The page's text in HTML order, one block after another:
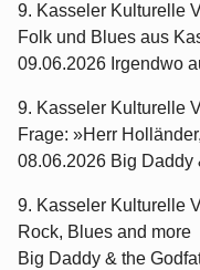
9. Kasseler Kulturelle
Folk und Blues aus
09.06.2026 Irgendwo
9. Kasseler Kulturelle
Frage: »Herr
08.06.2026 Big Daddy
9. Kasseler Kulturelle
Rock, Blues and more
Big Daddy & the